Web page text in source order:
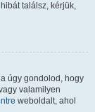
találsz, kérjük,
úgy gondolod, hogy
valamilyen
weboldalt, ahol